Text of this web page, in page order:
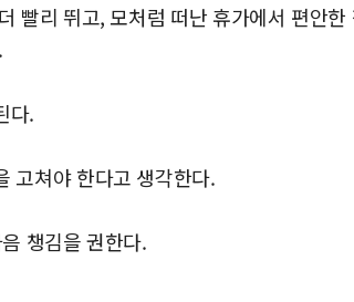
빨리 뛰고, 모처럼 떠난 휴가에서 편안
다.
고쳐야 한다고 생각한다.
챙김을 권한다.